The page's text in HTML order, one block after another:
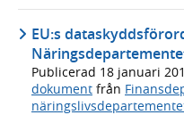
EU:s
Publicerad 18 januari
dokument från